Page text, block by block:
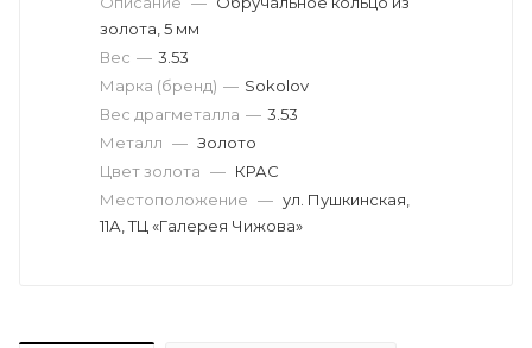
золота, 5 мм
Вес драгметалла — 3.53
Марка (бренд) — Sokolov
Вес — 3.53
Металл — Золото
Цвет золота — КРАС
Местоположение — ул. Пушкинская,
11А, ТЦ «Галерея Чижова»